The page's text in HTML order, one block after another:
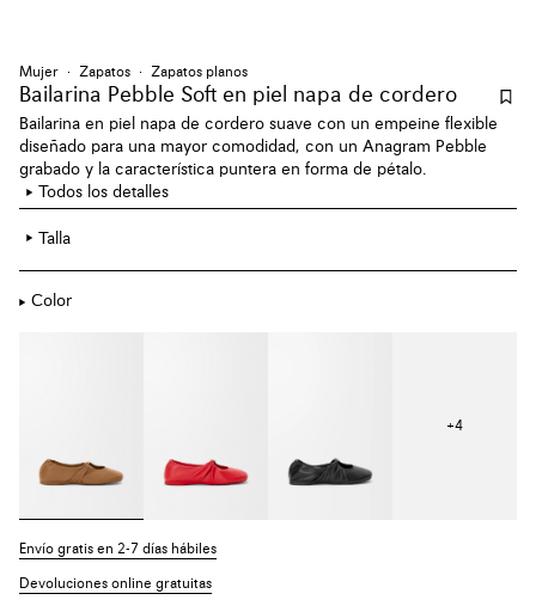
Mujer Zapatos Zapatos planos
Bailarina Pebble Soft en piel napa de cordero
Bailarina en piel napa de cordero suave con un empeine flexible
diseñado para una mayor comodidad, con un Anagram Pebble
grabado y la característica puntera en forma de pétalo.
Todos los detalles
Talla
Color
+4
Envío gratis en 2-7 días hábiles
Devoluciones online gratuitas